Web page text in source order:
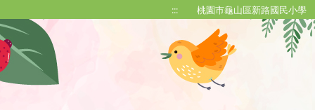
::: 桃園市龜山區新路國民小學